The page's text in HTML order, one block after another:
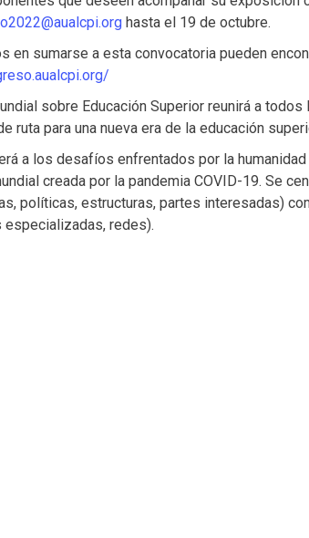
hasta el 19 de octubre.
en sumarse a esta convocatoria pueden
sobre Educación Superior reunirá a
ruta para una nueva era de la educación
a los desafíos enfrentados por la
creada por la pandemia COVID-19. Se
políticas, estructuras, partes interesadas)
redes).